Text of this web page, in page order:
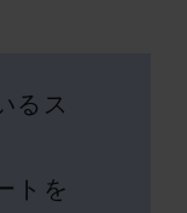
るス
トを